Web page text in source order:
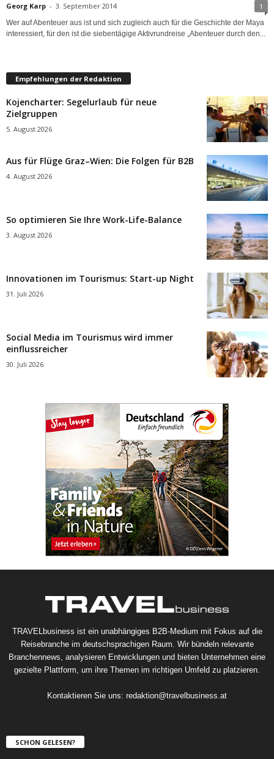
Georg Karp - 3. September 2014 1
Wer auf Abenteuer aus ist und sich zugleich auch für die Geschichte der Maya
interessiert, für den ist die siebentägige Aktivrundreise „Abenteuer durch den...
Empfehlungen der Redaktion
Kojencharter: Segelurlaub für neue
Zielgruppen
5. August 2026
Aus für Flüge Graz–Wien: Die Folgen für B2B
4. August 2026
So optimieren Sie Ihre Work-Life-Balance
3. August 2026
Innovationen im Tourismus: Start-up Night
31. Juli 2026
Social Media im Tourismus wird immer
einflussreicher
30. Juli 2026
TRAVELbusiness ist ein unabhängiges B2B-Medium mit Fokus auf die
Reisebranche im deutschsprachigen Raum. Wir bündeln relevante
Branchennews, analysieren Entwicklungen und bieten Unternehmen eine
gezielte Plattform, um ihre Themen im richtigen Umfeld zu platzieren.
Kontaktieren Sie uns: redaktion@travelbusiness.at
SCHON GELESEN?